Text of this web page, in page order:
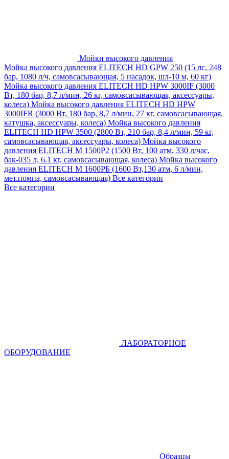
Мойки высокого давления
Мойка высокого давления ELITECH HD GPW 250 (15 лс, 248
бар, 1080 л/ч, самовсасывающая, 5 насадок, шл-10 м, 60 кг)
Мойка высокого давления ELITECH HD HPW 3000IF (3000
Вт, 180 бар, 8,7 л/мин, 26 кг, самовсасывающая, аксессуары,
колеса) Мойка высокого давления ELITECH HD HPW
3000IFR (3000 Вт, 180 бар, 8,7 л/мин, 27 кг, самовсасывающая,
катушка, аксессуары, колеса) Мойка высокого давления
ELITECH HD HPW 3500 (2800 Вт, 210 бар, 8,4 л/мин, 59 кг,
самовсасывающая, аксессуары, колеса) Мойка высокого
давления ELITECH M 1500P2 (1500 Вт, 100 атм, 330 л/час,
бак-035 л, 6.1 кг, самовсасывающая, колеса) Мойка высокого
давления ELITECH М 1600РБ (1600 Вт,130 атм, 6 л/мин,
мет.помпа, самовсасывающая) Все категории
Все категории
ЛАБОРАТОРНОЕ
ОБОРУДОВАНИЕ
Образцы